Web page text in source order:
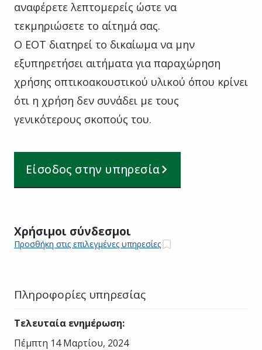
αναφέρετε λεπτομερείς ώστε να
τεκμηριώσετε το αίτημά σας.
Ο ΕΟΤ διατηρεί το δικαίωμα να μην
εξυπηρετήσει αιτήματα για παραχώρηση
χρήσης οπτικοακουστικού υλικού όπου κρίνει
ότι η χρήση δεν συνάδει με τους
γενικότερους σκοπούς του.
Είσοδος στην υπηρεσία
Χρήσιμοι σύνδεσμοι
Προσθήκη στις επιλεγμένες υπηρεσίες
Πληροφορίες υπηρεσίας
Τελευταία ενημέρωση:
Πέμπτη 14 Μαρτίου, 2024